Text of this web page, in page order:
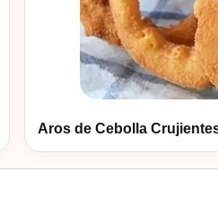
Aros de Cebolla